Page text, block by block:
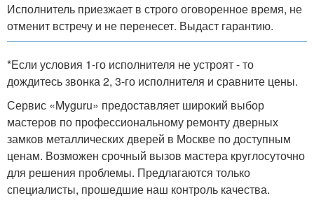
Исполнитель приезжает в строго оговоренное время, не
отменит встречу и не перенесет. Выдаст гарантию.
*Если условия 1-го исполнителя не устроят - то
дождитесь звонка 2, 3-го исполнителя и сравните цены.
Сервис «Myguru» предоставляет широкий выбор
мастеров по профессиональному ремонту дверных
замков металлических дверей в Москве по доступным
ценам. Возможен срочный вызов мастера круглосуточно
для решения проблемы. Предлагаются только
специалисты, прошедшие наш контроль качества.